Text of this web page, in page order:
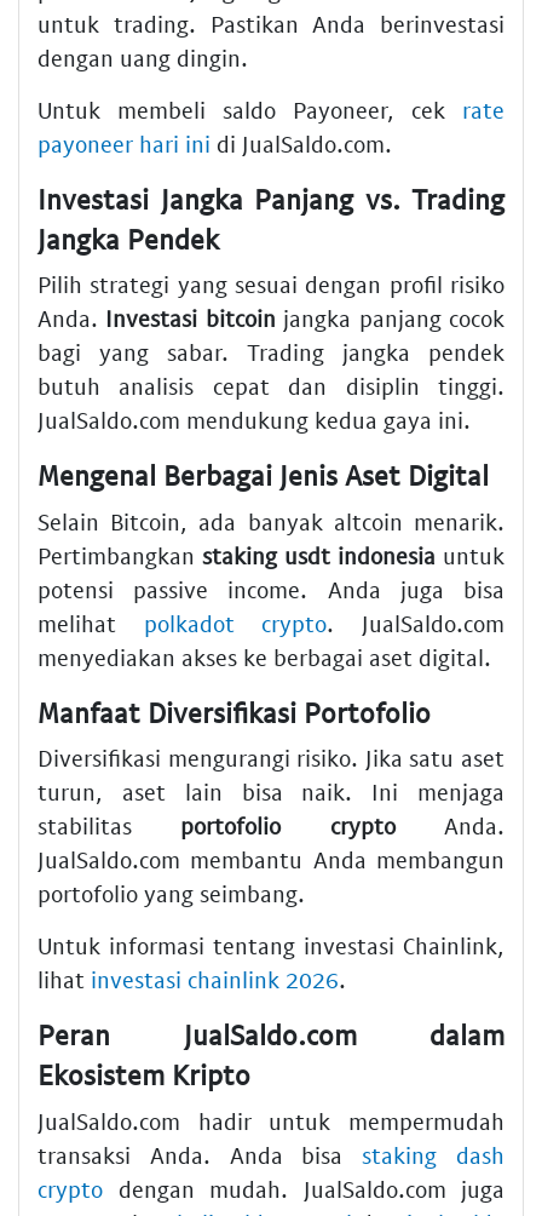
untuk trading. Pastikan Anda berinvestasi
dengan uang dingin.
Untuk membeli saldo Payoneer, cek rate
payoneer hari ini di JualSaldo.com.
Investasi Jangka Panjang vs. Trading
Jangka Pendek
Pilih strategi yang sesuai dengan profil risiko
Anda. Investasi bitcoin jangka panjang cocok
bagi yang sabar. Trading jangka pendek
butuh analisis cepat dan disiplin tinggi.
JualSaldo.com mendukung kedua gaya ini.
Mengenal Berbagai Jenis Aset Digital
Selain Bitcoin, ada banyak altcoin menarik.
Pertimbangkan staking usdt indonesia untuk
potensi passive income. Anda juga bisa
melihat polkadot crypto. JualSaldo.com
menyediakan akses ke berbagai aset digital.
Manfaat Diversifikasi Portofolio
Diversifikasi mengurangi risiko. Jika satu aset
turun, aset lain bisa naik. Ini menjaga
stabilitas portofolio cryptoAnda.
JualSaldo.com membantu Anda membangun
portofolio yang seimbang.
Untuk informasi tentang investasi Chainlink,
lihat investasi chainlink 2026.
Peran JualSaldo.com dalam
Ekosistem Kripto
JualSaldo.com hadir untuk mempermudah
transaksi Anda. Anda bisastaking dash
crypto dengan mudah. JualSaldo.com juga